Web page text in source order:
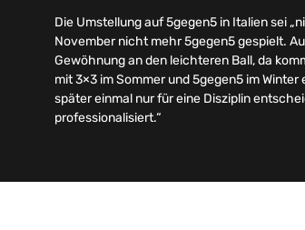
Die Umstellung auf 5gegen5 in Italien sei
November nicht mehr 5gegen5 gespielt.
Gewöhnung an den leichteren Ball, da
mit 3×3 im Sommer und 5gegen5 im
später einmal nur für eine Disziplin
professionalisiert.“